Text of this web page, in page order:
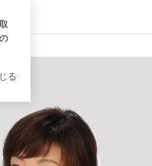
ン】